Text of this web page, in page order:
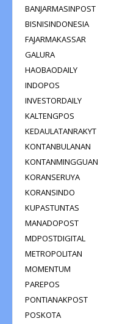
BANJARMASINPOST
BISNISINDONESIA
FAJARMAKASSAR
GALURA
HAOBAODAILY
INDOPOS
INVESTORDAILY
KALTENGPOS
KEDAULATANRAKYT
KONTANBULANAN
KONTANMINGGUAN
KORANSERUYA
KORANSINDO
KUPASTUNTAS
MANADOPOST
MDPOSTDIGITAL
METROPOLITAN
MOMENTUM
PAREPOS
PONTIANAKPOST
POSKOTA